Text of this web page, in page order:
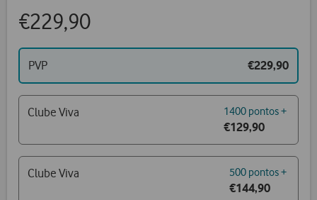
€229,90
PVP €229,90
Clube Viva 1400 pontos +
€129,90
Clube Viva 500 pontos +
€144,90